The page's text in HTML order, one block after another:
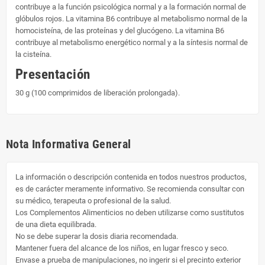
contribuye a la función psicológica normal y a la formación normal de
glóbulos rojos. La vitamina B6 contribuye al metabolismo normal de la
homocisteína, de las proteínas y del glucógeno. La vitamina B6
contribuye al metabolismo energético normal y a la síntesis normal de
la cisteína.
Presentación
30 g (100 comprimidos de liberación prolongada).
Nota Informativa General
La información o descripción contenida en todos nuestros productos,
es de carácter meramente informativo. Se recomienda consultar con
su médico, terapeuta o profesional de la salud.
Los Complementos Alimenticios no deben utilizarse como sustitutos
de una dieta equilibrada.
No se debe superar la dosis diaria recomendada.
Mantener fuera del alcance de los niños, en lugar fresco y seco.
Envase a prueba de manipulaciones, no ingerir si el precinto exterior